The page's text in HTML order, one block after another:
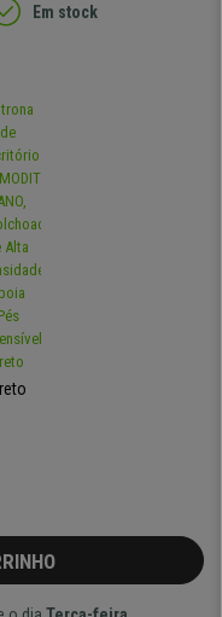
Em stock